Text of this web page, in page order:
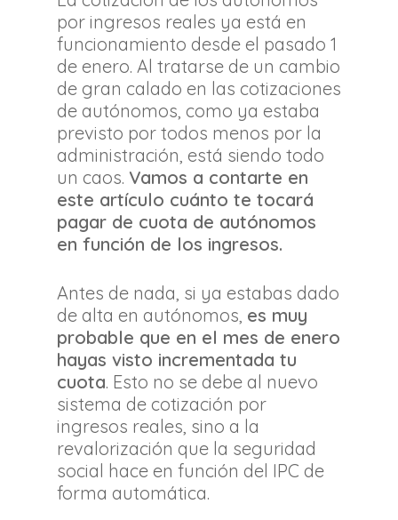
por ingresos reales ya está en
funcionamiento desde el pasado 1
de enero. Al tratarse de un cambio
de gran calado en las cotizaciones
de autónomos, como ya estaba
previsto por todos menos por la
administración, está siendo todo
un caos. Vamos a contarte en
este artículo cuánto te tocará
pagar de cuota de autónomos
en función de los ingresos.
Antes de nada, si ya estabas dado
de alta en autónomos, es muy
probable que en el mes de enero
hayas visto incrementada tu
cuota. Esto no se debe al nuevo
sistema de cotización por
ingresos reales, sino a la
revalorización que la seguridad
social hace en función del IPC de
forma automática.